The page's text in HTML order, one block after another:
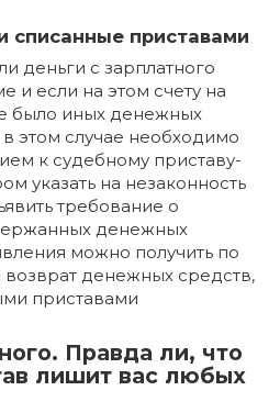
списанные приставами
деньги с зарплатного
и если на этом счету на
было иных денежных
этом случае необходимо
к судебному приставу-
указать на незаконность
требование о
денежных
можно получить по
возврат денежных средств,
приставами
Правда ли, что
лишит вас любых